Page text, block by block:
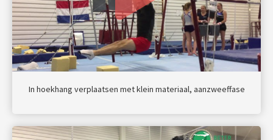
In hoekhang verplaatsen met klein materiaal, aanzweeffase